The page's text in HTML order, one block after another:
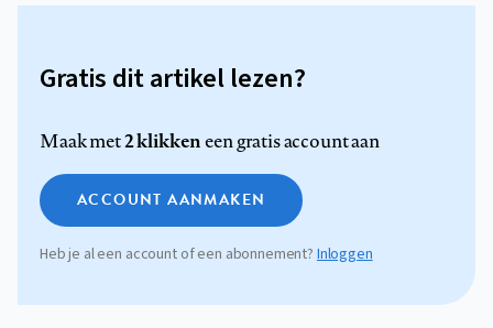
Gratis dit artikel lezen?
Maak met2 klikkeneen gratis account aan
ACCOUNT AANMAKEN
Heb je al een account of een abonnement? Inloggen